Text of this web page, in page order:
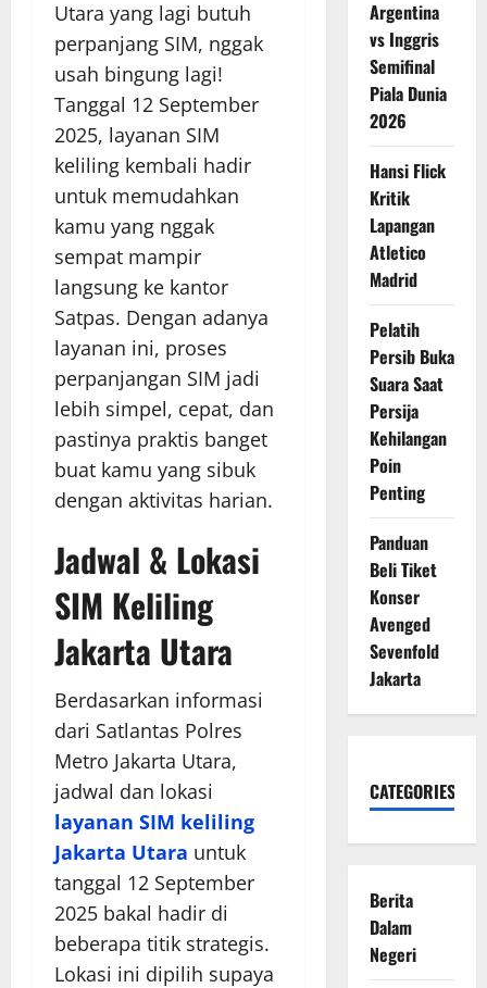
Utara yang lagi butuh
perpanjang SIM, nggak
usah bingung lagi!
Tanggal 12 September
2025, layanan SIM
keliling kembali hadir
untuk memudahkan
kamu yang nggak
sempat mampir
langsung ke kantor
Satpas. Dengan adanya
layanan ini, proses
perpanjangan SIM jadi
lebih simpel, cepat, dan
pastinya praktis banget
buat kamu yang sibuk
dengan aktivitas harian.
Jadwal & Lokasi
SIM Keliling
Jakarta Utara
Berdasarkan informasi
dari Satlantas Polres
Metro Jakarta Utara,
jadwal dan lokasi
layanan SIM keliling
Jakarta Utara untuk
tanggal 12 September
2025 bakal hadir di
beberapa titik strategis.
Lokasi ini dipilih supaya
Argentina
vs Inggris
Semifinal
Piala Dunia
2026
Hansi Flick
Kritik
Lapangan
Atletico
Madrid
Pelatih
Persib Buka
Suara Saat
Persija
Kehilangan
Poin
Penting
Panduan
Beli Tiket
Konser
Avenged
Sevenfold
Jakarta
CATEGORIES
Berita
Dalam
Negeri